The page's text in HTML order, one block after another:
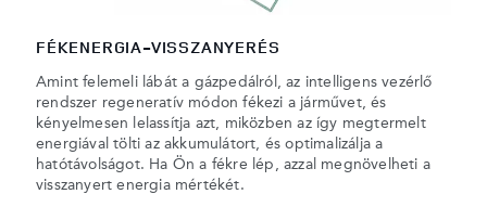
FÉKENERGIA-VISSZANYERÉS
Amint felemeli lábát a gázpedálról, az intelligens vezérlő
rendszer regeneratív módon fékezi a járművet, és
kényelmesen lelassítja azt, miközben az így megtermelt
energiával tölti az akkumulátort, és optimalizálja a
hatótávolságot. Ha Ön a fékre lép, azzal megnövelheti a
visszanyert energia mértékét.